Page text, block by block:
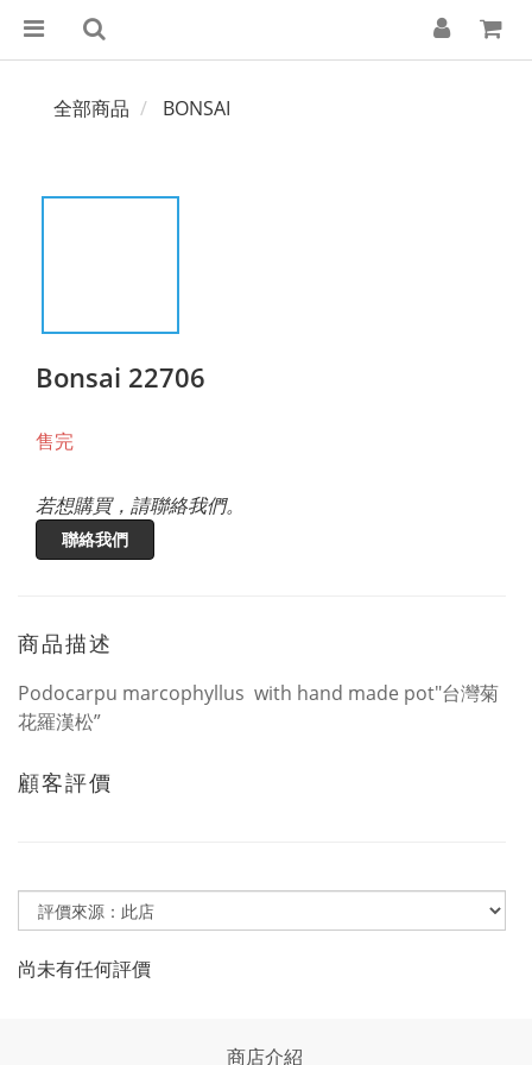
全部商品 BONSAI
Bonsai 22706
售完
若想購買，請聯絡我們。
聯絡我們
商品描述
Podocarpu marcophyllus with hand made pot"台灣菊
花羅漢松”
顧客評價
尚未有任何評價
商店介紹